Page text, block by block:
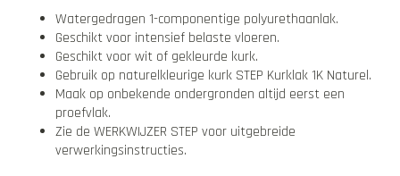
Watergedragen 1-componentige polyurethaanlak.
Geschikt voor intensief belaste vloeren.
Geschikt voor wit of gekleurde kurk.
Gebruik op naturelkleurige kurk STEP Kurklak 1K Naturel.
Maak op onbekende ondergronden altijd eerst een
proefvlak.
Zie de WERKWIJZER STEP voor uitgebreide
verwerkingsinstructies.